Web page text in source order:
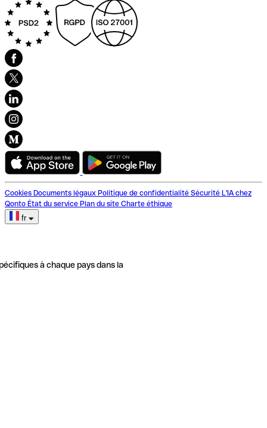
Cookies Documents légaux Politique de confidentialité Sécurité L'IA chez
Qonto État du service Plan du site Charte éthique
fr
à chaque pays dans la